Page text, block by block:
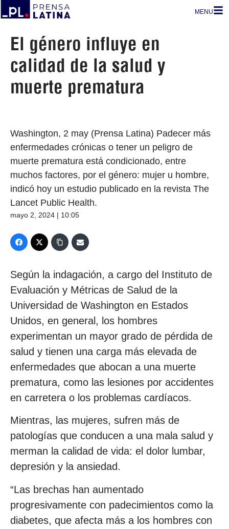
MENU
El género influye en
calidad de la salud y
muerte prematura
Washington, 2 may (Prensa Latina) Padecer más
enfermedades crónicas o tener un peligro de
muerte prematura está condicionado, entre
muchos factores, por el género: mujer u hombre,
indicó hoy un estudio publicado en la revista The
Lancet Public Health.
mayo 2, 2024 | 10:05
Según la indagación, a cargo del Instituto de
Evaluación y Métricas de Salud de la
Universidad de Washington en Estados
Unidos, en general, los hombres
experimentan un mayor grado de pérdida de
salud y tienen una carga más elevada de
enfermedades que abocan a una muerte
prematura, como las lesiones por accidentes
en carretera o los problemas cardíacos.
Mientras, las mujeres, sufren más de
patologías que conducen a una mala salud y
merman la calidad de vida: el dolor lumbar,
depresión y la ansiedad.
“Las brechas han aumentado
progresivamente con padecimientos como la
diabetes, que afecta más a los hombres con